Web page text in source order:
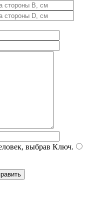
выбрав Ключ.